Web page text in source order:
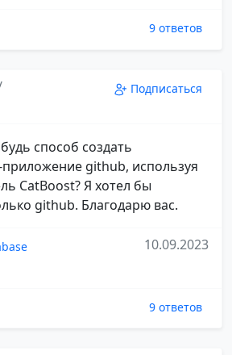
9 ответов
Подписаться
способ создать
приложение github, используя
CatBoost? Я хотел бы
github. Благодарю вас.
10.09.2023
9 ответов